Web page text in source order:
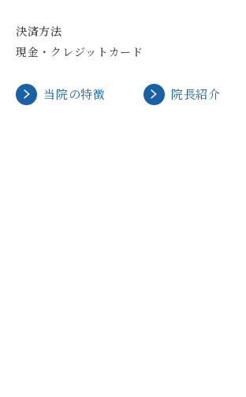
決済方法
現金・クレジットカード
当院の特徴 院長紹介